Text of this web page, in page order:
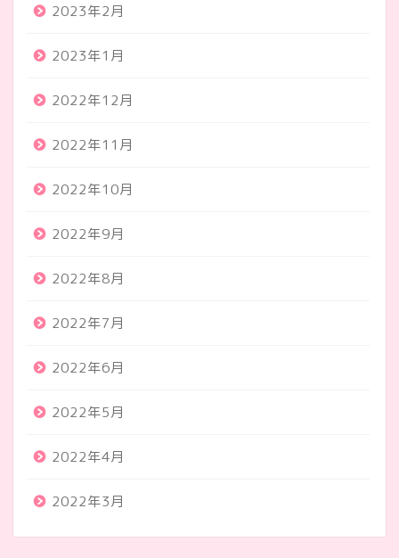
2023年2月
2023年1月
2022年12月
2022年11月
2022年10月
2022年9月
2022年8月
2022年7月
2022年6月
2022年5月
2022年4月
2022年3月